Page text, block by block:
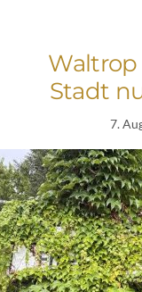
Waltrop
Stadt
7.